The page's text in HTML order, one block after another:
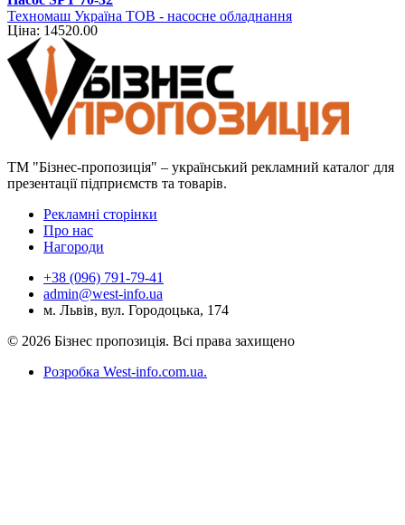
Техномаш Україна ТОВ - насосне обладнання
Ціна: 14520.00
ТМ "Бізнес-пропозиція" – український рекламний каталог для
презентації підприємств та товарів.
Рекламні сторінки
Про нас
Нагороди
+38 (096) 791-79-41
admin@west-info.ua
м. Львів, вул. Городоцька, 174
© 2026 Бізнес пропозиція. Всі права захищено
Розробка West-info.com.ua.